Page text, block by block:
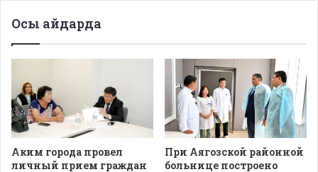
Осы айдарда
Аким города провел
личный прием граждан
При Аягозской районной
больнице построено